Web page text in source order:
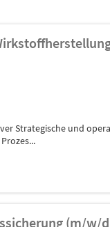
Strategische und
(m/w/